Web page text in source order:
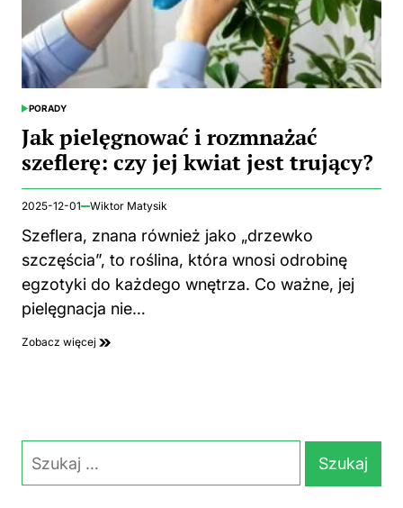
POSTED
PORADY
Jak pielęgnować i rozmnażać
szeflerę: czy jej kwiat jest trujący?
2025-12-01 Wiktor Matysik
Szeflera, znana również jako „drzewko
szczęścia”, to roślina, która wnosi odrobinę
egzotyki do każdego wnętrza. Co ważne, jej
pielęgnacja nie…
Zobacz więcej
Szukaj: